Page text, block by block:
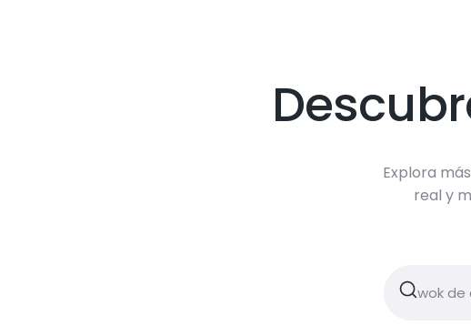
Explora
real y